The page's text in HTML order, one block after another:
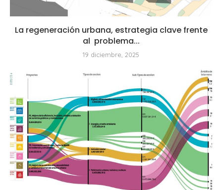
La regeneración urbana, estrategia clave frente
al problema...
19 diciembre, 2025